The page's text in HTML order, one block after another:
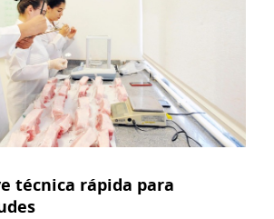
técnica rápida para